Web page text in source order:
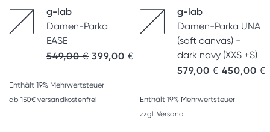
g-lab
Damen-Parka
EASE
549,00€ 399,00 €
Enthält 19% Mehrwertsteuer
ab 150€ versandkostenfrei
g-lab
Damen-Parka UNA
(soft canvas) -
dark navy (XXS +S)
579,00€ 450,00 €
Enthält 19% Mehrwertsteuer
zzgl. Versand